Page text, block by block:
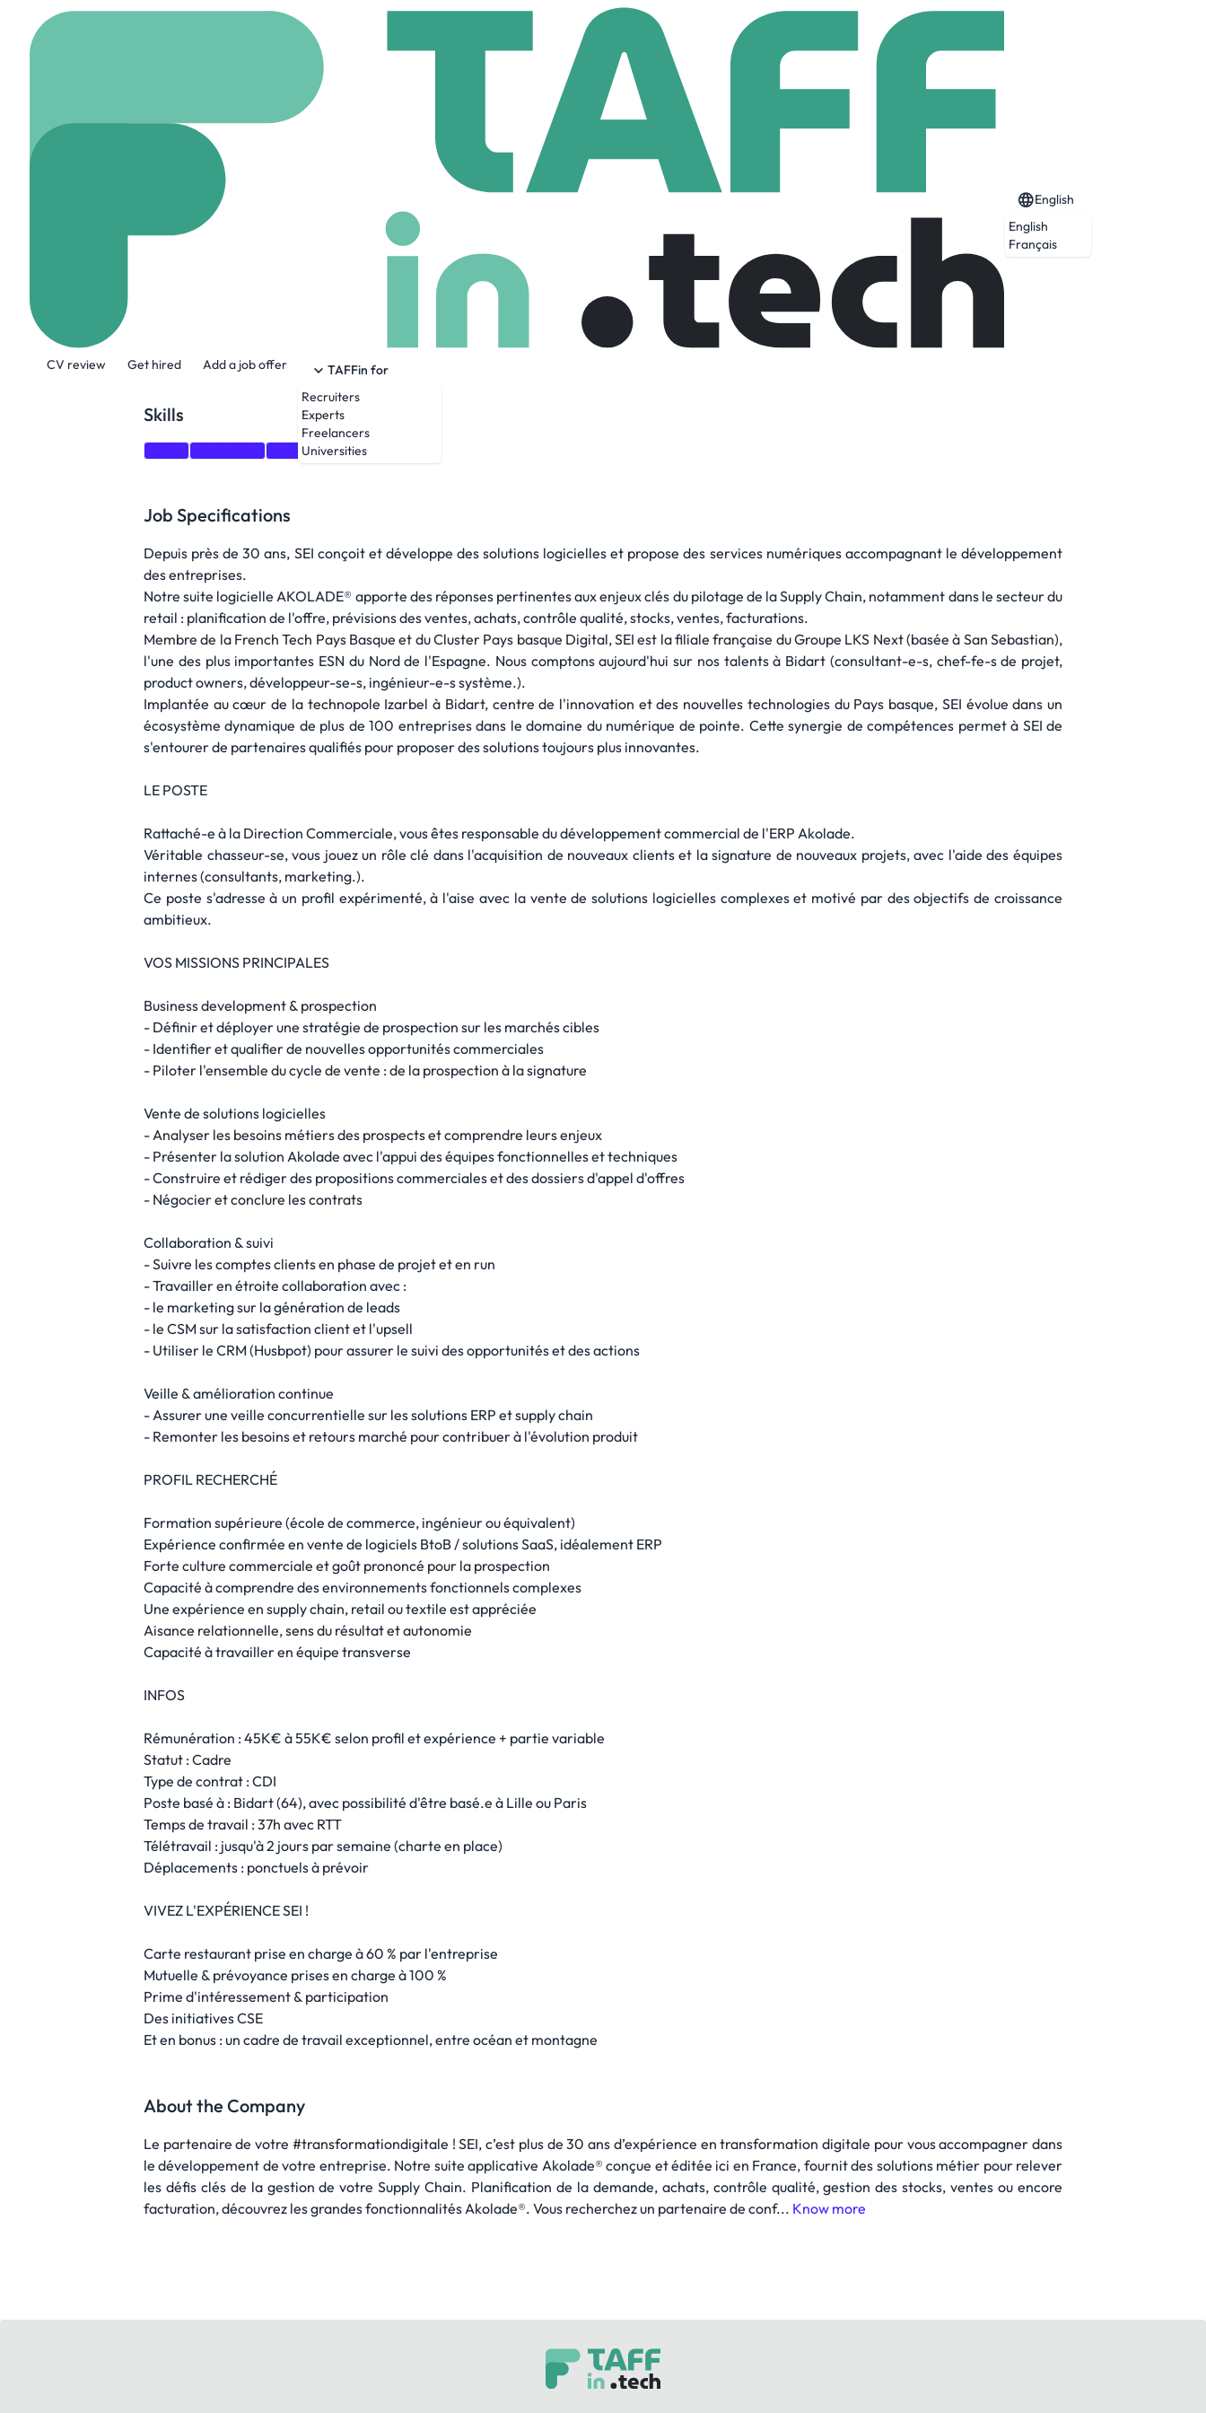
CV review Get hired Add a job offer
TAFFin for
Recruiters
Experts
Freelancers
Universities
English
English
Français
Ingénieur.e D'affaires IT (H/F)
€ 55,000 /year
Skills
business development
Job Specifications
Depuis près de 30 ans, SEI conçoit et développe des solutions logicielles et propose des services numériques accompagnant le développement
des entreprises.
Notre suite logicielle AKOLADE® apporte des réponses pertinentes aux enjeux clés du pilotage de la Supply Chain, notamment dans le secteur du
retail : planification de l'offre, prévisions des ventes, achats, contrôle qualité, stocks, ventes, facturations.
Membre de la French Tech Pays Basque et du Cluster Pays basque Digital, SEI est la filiale française du Groupe LKS Next (basée à San Sebastian),
l'une des plus importantes ESN du Nord de l'Espagne. Nous comptons aujourd'hui sur nos talents à Bidart (consultant-e-s, chef-fe-s de projet,
product owners, développeur-se-s, ingénieur-e-s système.).
Implantée au cœur de la technopole Izarbel à Bidart, centre de l'innovation et des nouvelles technologies du Pays basque, SEI évolue dans un
écosystème dynamique de plus de 100 entreprises dans le domaine du numérique de pointe. Cette synergie de compétences permet à SEI de
s'entourer de partenaires qualifiés pour proposer des solutions toujours plus innovantes.
LE POSTE
Rattaché-e à la Direction Commerciale, vous êtes responsable du développement commercial de l'ERP Akolade.
Véritable chasseur-se, vous jouez un rôle clé dans l'acquisition de nouveaux clients et la signature de nouveaux projets, avec l'aide des équipes
internes (consultants, marketing.).
Ce poste s'adresse à un profil expérimenté, à l'aise avec la vente de solutions logicielles complexes et motivé par des objectifs de croissance
ambitieux.
VOS MISSIONS PRINCIPALES
Business development & prospection
- Définir et déployer une stratégie de prospection sur les marchés cibles
- Identifier et qualifier de nouvelles opportunités commerciales
- Piloter l'ensemble du cycle de vente : de la prospection à la signature
Vente de solutions logicielles
- Analyser les besoins métiers des prospects et comprendre leurs enjeux
- Présenter la solution Akolade avec l'appui des équipes fonctionnelles et techniques
- Construire et rédiger des propositions commerciales et des dossiers d'appel d'offres
- Négocier et conclure les contrats
Collaboration & suivi
- Suivre les comptes clients en phase de projet et en run
- Travailler en étroite collaboration avec :
- le marketing sur la génération de leads
- le CSM sur la satisfaction client et l'upsell
- Utiliser le CRM (Husbpot) pour assurer le suivi des opportunités et des actions
Veille & amélioration continue
- Assurer une veille concurrentielle sur les solutions ERP et supply chain
- Remonter les besoins et retours marché pour contribuer à l'évolution produit
PROFIL RECHERCHÉ
Formation supérieure (école de commerce, ingénieur ou équivalent)
Expérience confirmée en vente de logiciels BtoB / solutions SaaS, idéalement ERP
Forte culture commerciale et goût prononcé pour la prospection
Capacité à comprendre des environnements fonctionnels complexes
Une expérience en supply chain, retail ou textile est appréciée
Aisance relationnelle, sens du résultat et autonomie
Capacité à travailler en équipe transverse
INFOS
Rémunération : 45K€ à 55K€ selon profil et expérience + partie variable
Statut : Cadre
Type de contrat : CDI
Poste basé à : Bidart (64), avec possibilité d'être basé.e à Lille ou Paris
Temps de travail : 37h avec RTT
Télétravail : jusqu'à 2 jours par semaine (charte en place)
Déplacements : ponctuels à prévoir
VIVEZ L'EXPÉRIENCE SEI !
Carte restaurant prise en charge à 60 % par l'entreprise
Mutuelle & prévoyance prises en charge à 100 %
Prime d'intéressement & participation
Des initiatives CSE
Et en bonus : un cadre de travail exceptionnel, entre océan et montagne
About the Company
Le partenaire de votre #transformationdigitale ! SEI, c’est plus de 30 ans d’expérience en transformation digitale pour vous accompagner dans
le développement de votre entreprise. Notre suite applicative Akolade® conçue et éditée ici en France, fournit des solutions métier pour relever
les défis clés de la gestion de votre Supply Chain. Planification de la demande, achats, contrôle qualité, gestion des stocks, ventes ou encore
facturation, découvrez les grandes fonctionnalités Akolade®. Vous recherchez un partenaire de conf... Know more